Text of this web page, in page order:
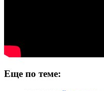
Еще по теме: